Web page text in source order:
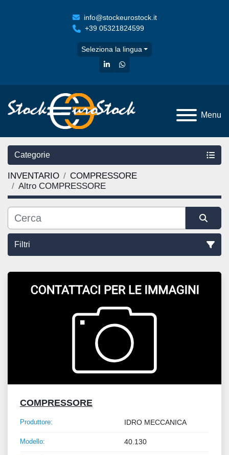
info@stockeurostock.it
+39 05321824599
Seleziona la lingua
linkedinwhatsapp
Menu
Categorie
INVENTARIO
COMPRESSORE
Altro COMPRESSORE
Filtri
Ordina per
COMPRESSORE
Produttore: IDRO MECCANICA
Modello: 40.130